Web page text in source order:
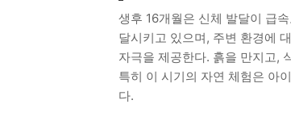
생후 16개월은 신체 발달이 급
달시키고 있으며, 주변 환경에
자극을 제공한다. 흙을 만지고,
특히 이 시기의 자연 체험은 아
다.